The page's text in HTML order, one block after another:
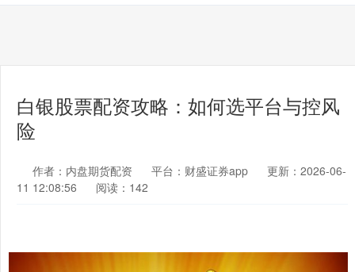
白银股票配资攻略：如何选平台与控风
险
作者：内盘期货配资 平台：财盛证券app
更新：2026-06-
11 12:08:56
阅读：142